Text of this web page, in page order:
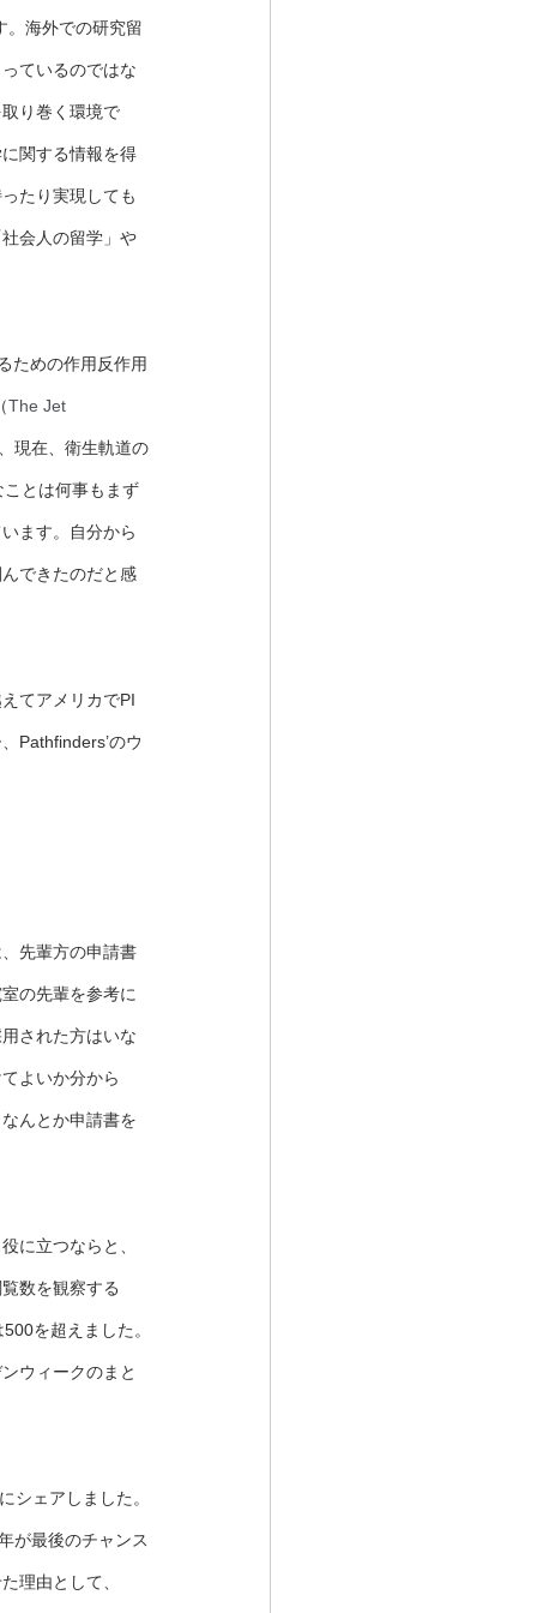
。海外での研究留
ているのではな
り巻く環境で
関する情報を得
たり実現しても
会人の留学」や
ための作用反作用
The Jet
現在、衛生軌道の
とは何事もまず
ます。自分から
できたのだと感
てアメリカでPI
Pathfinders’のウ
先輩方の申請書
の先輩を参考に
された方はいな
よいか分から
んとか申請書を
に立つならと、
数を観察する
を超えました。
ウィークのまと
シェアしました。
が最後のチャンス
理由として、